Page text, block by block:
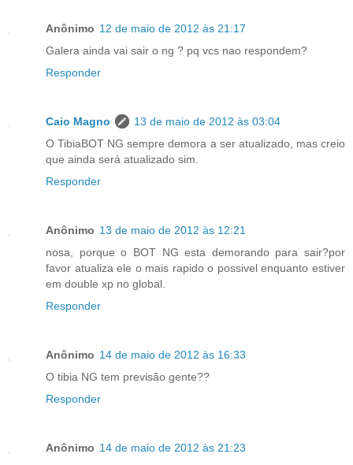
Anônimo 12 de maio de 2012 às 21:17
Galera ainda vai sair o ng ? pq vcs nao respondem?
Responder
Caio Magno
13 de maio de 2012 às 03:04
O TibiaBOT NG sempre demora a ser atualizado, mas creio
que ainda será atualizado sim.
Responder
Anônimo 13 de maio de 2012 às 12:21
nosa, porque o BOT NG esta demorando para sair?por
favor atualiza ele o mais rapido o possivel enquanto estiver
em double xp no global.
Responder
Anônimo 14 de maio de 2012 às 16:33
O tibia NG tem previsão gente??
Responder
Anônimo 14 de maio de 2012 às 21:23